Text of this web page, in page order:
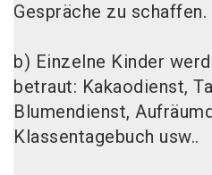
Gespräche zu schaffen.
b) Einzelne Kinder
betraut: Kakaodienst,
Blumendienst,
Klassentagebuch usw..